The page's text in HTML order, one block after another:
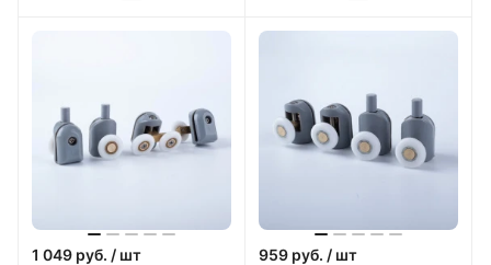
1 049 руб. / шт
959 руб. / шт